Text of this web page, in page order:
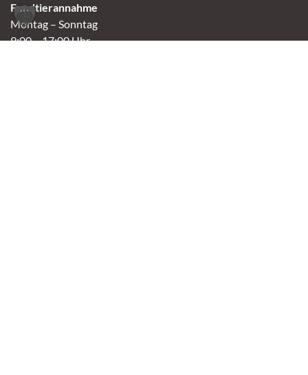
Fundtierannahme
Montag – Sonntag
9:00 – 17:00 Uhr